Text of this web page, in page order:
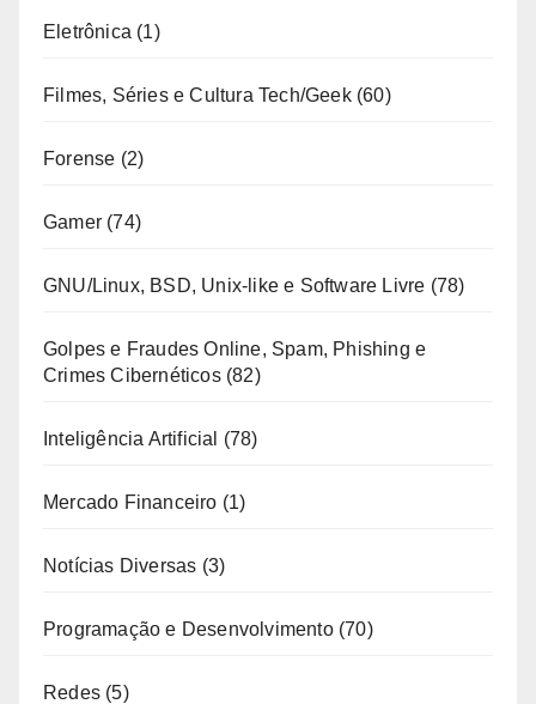
Eletrônica (1)
Filmes, Séries e Cultura Tech/Geek(60)
Forense (2)
Gamer (74)
GNU/Linux, BSD, Unix-like e Software Livre (78)
Golpes e Fraudes Online, Spam, Phishing e
Crimes Cibernéticos(82)
Inteligência Artificial (78)
Mercado Financeiro (1)
Notícias Diversas (3)
Programação e Desenvolvimento(70)
Redes (5)